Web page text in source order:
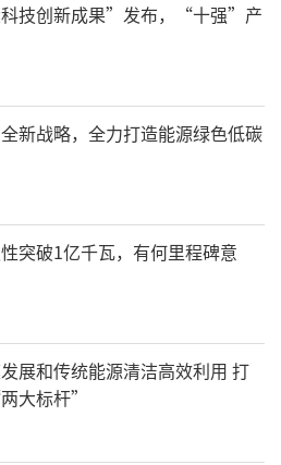
技创新成果”发布，“十强”产
新战略，全力打造能源绿色低碳
突破1亿千瓦，有何里程碑意
展和传统能源清洁高效利用 打
大标杆”